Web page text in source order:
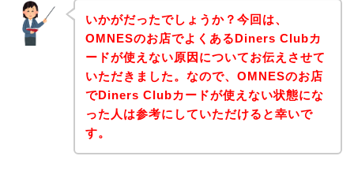
いかがだったでしょうか？今回は、
OMNESのお店でよくあるDiners Clubカ
ードが使えない原因についてお伝えさせて
いただきました。なので、OMNESのお店
でDiners Clubカードが使えない状態にな
った人は参考にしていただけると幸いで
す。